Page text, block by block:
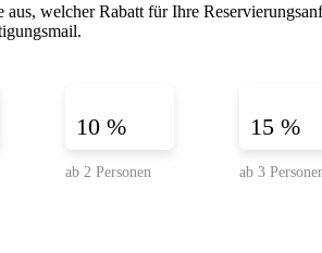
aus, welcher Rabatt für Ihre
10 % 15 %